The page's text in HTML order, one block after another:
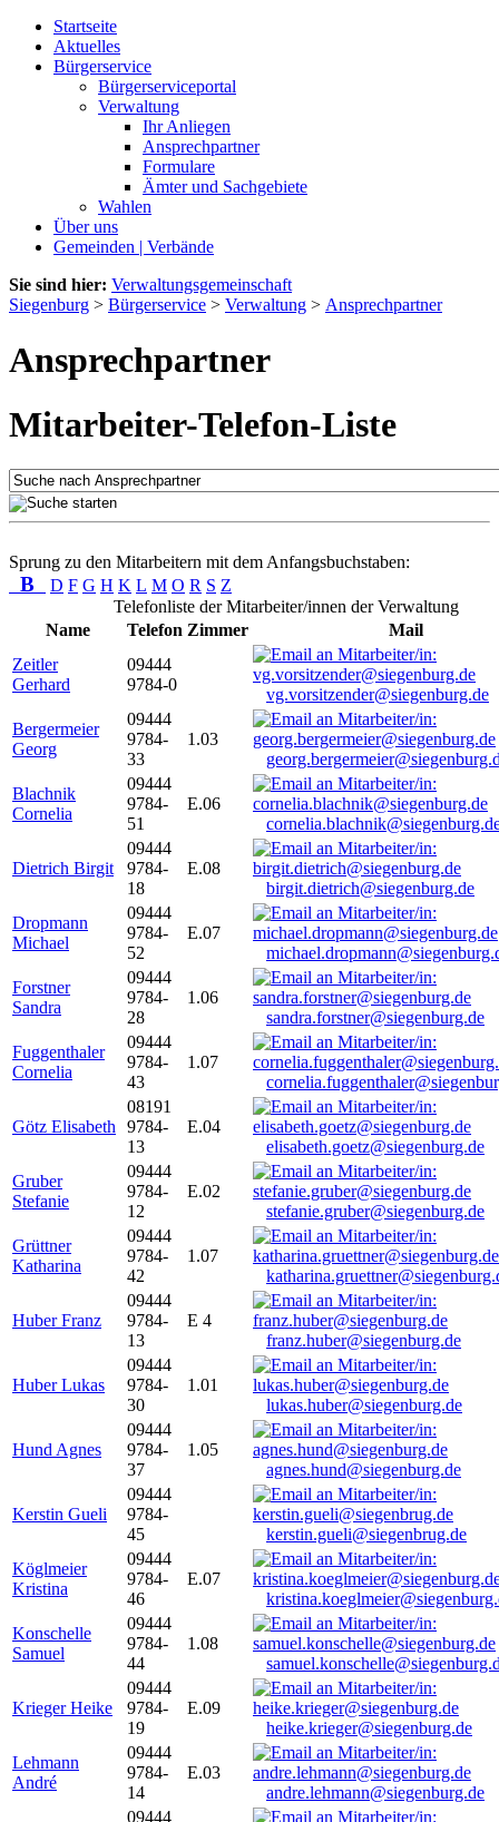
Startseite
Aktuelles
Bürgerservice
Bürgerserviceportal
Verwaltung
Ihr Anliegen
Ansprechpartner
Formulare
Ämter und Sachgebiete
Wahlen
Über uns
Gemeinden | Verbände
Sie sind hier: Verwaltungsgemeinschaft
Siegenburg > Bürgerservice > Verwaltung > Ansprechpartner
Ansprechpartner
Mitarbeiter-Telefon-Liste
Sprung zu den Mitarbeitern mit dem Anfangsbuchstaben:
B D F G H K L M O R S Z
Telefonliste der Mitarbeiter/innen der Verwaltung
Name
Telefon Zimmer
Mail
Zeitler
Gerhard
09444
9784-0
vg.vorsitzender@siegenburg.de
Bergermeier
Georg
09444
9784-
33
1.03
Blachnik
Cornelia
09444
9784-
51
E.06
Dietrich Birgit
09444
9784-
18
E.08
birgit.dietrich@siegenburg.de
Dropmann
Michael
09444
9784-
52
E.07
Forstner
Sandra
09444
9784-
28
1.06
sandra.forstner@siegenburg.de
Fuggenthaler
Cornelia
09444
9784-
43
1.07
Götz Elisabeth
08191
9784-
13
E.04
elisabeth.goetz@siegenburg.de
Gruber
Stefanie
09444
9784-
12
E.02
stefanie.gruber@siegenburg.de
Grüttner
Katharina
09444
9784-
42
1.07
Huber Franz
09444
9784-
13
E 4
franz.huber@siegenburg.de
Huber Lukas
09444
9784-
30
1.01
lukas.huber@siegenburg.de
Hund Agnes
09444
9784-
37
1.05
agnes.hund@siegenburg.de
Kerstin Gueli
09444
9784-
45
kerstin.gueli@siegenbrug.de
Köglmeier
Kristina
09444
9784-
46
E.07
Konschelle
Samuel
09444
9784-
44
1.08
Krieger Heike
09444
9784-
19
E.09
heike.krieger@siegenburg.de
Lehmann
André
09444
9784-
14
E.03
andre.lehmann@siegenburg.de
09444